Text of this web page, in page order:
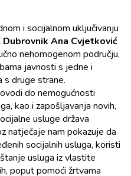
i socijalnom uključivanju
Dubrovnik Ana Cvjetković
nehomogenom području,
javnosti s jedne i
s druge strane.
do nemogućnosti
kao i zapošljavanja novih,
usluge država
natječaje nam pokazuje da
socijalnih usluga, koristi
usluga iz vlastite
poput pomoći žrtvama